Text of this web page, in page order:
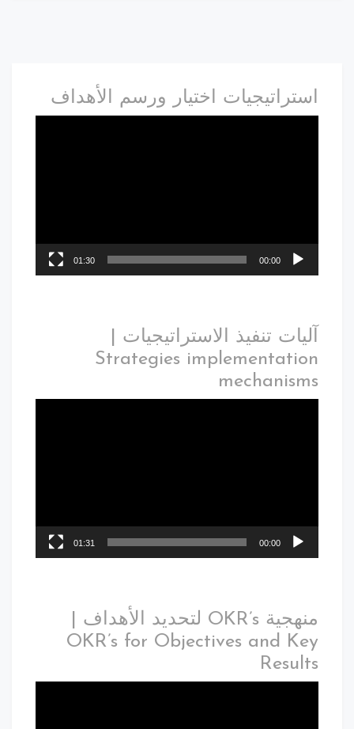
استراتيجيات اختيار ورسم الأهداف
00:00
01:30
آليات تنفيذ الاستراتيجيات |
Strategies implementation
mechanisms
00:00
01:31
منهجية OKR’s لتحديد الأهداف |
OKR’s for Objectives and Key
Results